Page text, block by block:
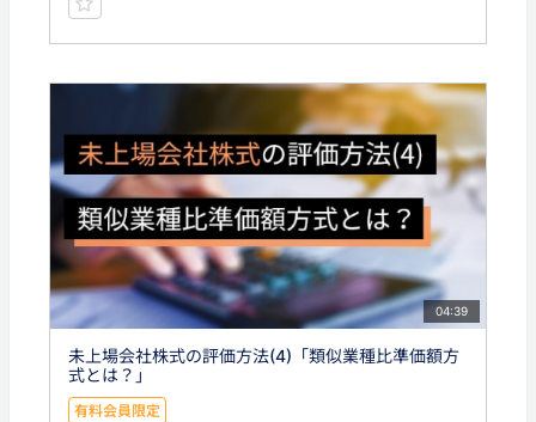
04:39
未上場会社株式の評価方法(4)「類似業種比準価額方
式とは？」
有料会員限定